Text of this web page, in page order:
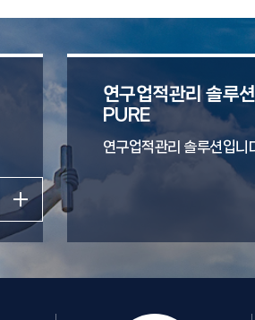
입과 산업체 연계형/융합형 교육프로그램
(오감증강 미래통신, 차세대 광전자기반 응
력양성센터 (지능형 무선전력전송), 대학중
기반 다기능 센서 플랫폼) 등의 인력양성사
부/대학원 연계 교육
연구업적관리 솔루션
PURE
연구업적관리 솔루션입니